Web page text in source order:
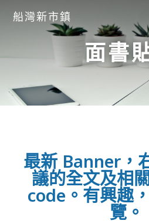
船灣新市鎮
面書
最新 Banner，
議的全文及相
code。有興趣
覽。